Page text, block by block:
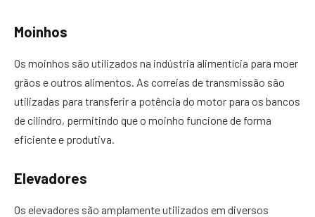
Moinhos
Os moinhos são utilizados na indústria alimentícia para moer
grãos e outros alimentos. As correias de transmissão são
utilizadas para transferir a potência do motor para os bancos
de cilindro, permitindo que o moinho funcione de forma
eficiente e produtiva.
Elevadores
Os elevadores são amplamente utilizados em diversos